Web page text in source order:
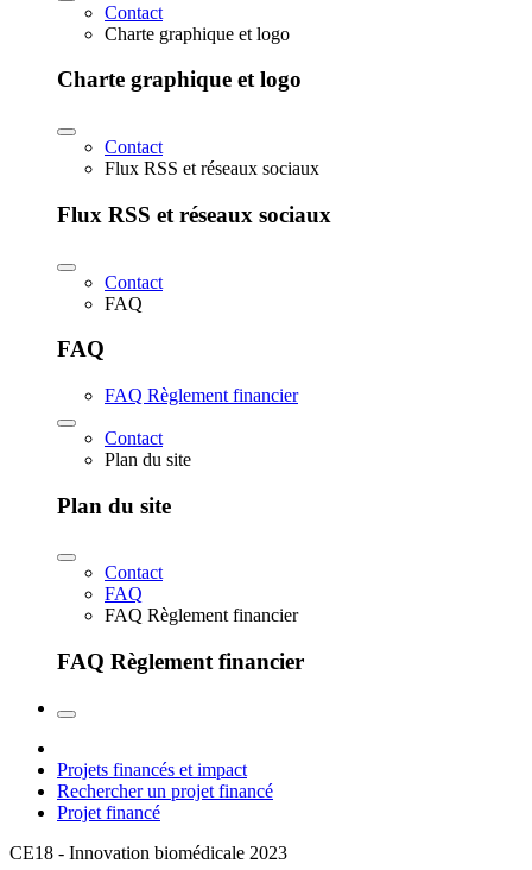
Contact
Charte graphique et logo
Charte graphique et logo
Contact
Flux RSS et réseaux sociaux
Flux RSS et réseaux sociaux
Contact
FAQ
FAQ
FAQ Règlement financier
Contact
Plan du site
Plan du site
Contact
FAQ
FAQ Règlement financier
FAQ Règlement financier
Projets financés et impact
Rechercher un projet financé
Projet financé
CE18 - Innovation biomédicale 2023